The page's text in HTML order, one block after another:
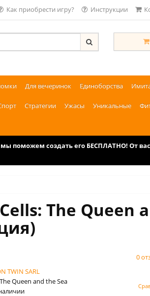
Как приобрести игру? Инструкции
Для вечеринок Единоборства
Стратегии Ужасы Уникальные
создать его БЕСПЛАТНО! От
The Queen
0
TWIN SARL
Queen and the Sea